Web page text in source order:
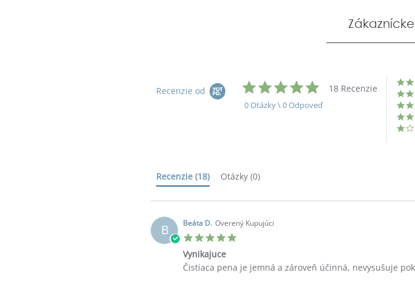
Recenzie od
4.8
star
rating
18 Recenzie
0 Otázky \ 0 Odpoveď
Recenzie (18) Otázky (0)
B Beáta D. Overený Kupujúci
5.0
Vynikajuce
Review
review
Čistiaca pena je jemná a zároveň účinná, nevysušuje